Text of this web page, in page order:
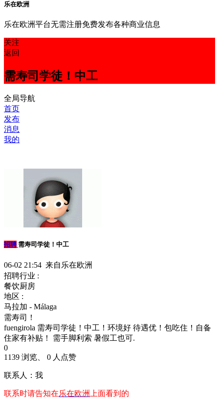
乐在欧洲
乐在欧洲平台无需注册免费发布各种商业信息
关注
返回
需寿司学徒！中工
全局导航
首页
发布
消息
我的
招聘 需寿司学徒！中工
06-02 21:54 来自乐在欧洲
招聘行业 :
餐饮厨房
地区 :
马拉加 - Málaga
需寿司！
fuengirola 需寿司学徒！中工！环境好 待遇优！包吃住！自备
住家有补贴！ 需手脚利索 暑假工也可.
0
1139 浏览、 0 人点赞
联系人：我
联系时请告知在乐在欧洲 上面看到的